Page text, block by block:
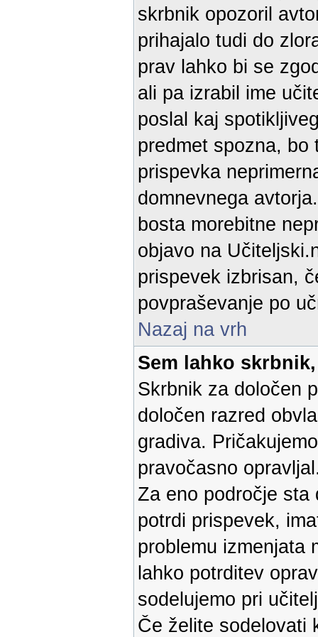
skrbnik opozoril
prihajalo tudi do
prav lahko bi se
ali pa izrabil ime
poslal kaj
predmet spozna, bo
prispevka
domnevnega
bosta morebitne
objavo na
prispevek izbrisan,
povpraševanje po
Nazaj na vrh
Sem lahko
Skrbnik za določen
določen razred
gradiva.
pravočasno
Za eno področje sta
potrdi prispevek,
problemu izmenjata
lahko potrditev
sodelujemo pri
Če želite